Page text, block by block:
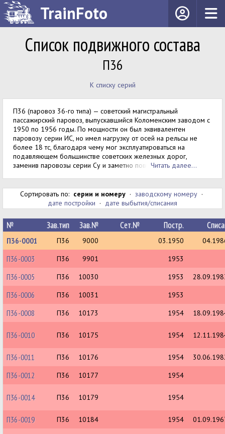
TrainFoto
Список подвижного состава
П36
К списку серий
П36 (паровоз 36-го типа) — советский магистральный
пассажирский паровоз, выпускавшийся Коломенским заводом с
1950 по 1956 годы. По мощности он был эквивалентен
паровозу серии ИС, но имел нагрузку от осей на рельсы не
более 18 тс, благодаря чему мог эксплуатироваться на
подавляющем большинстве советских железных дорог,
заменив паровозы серии Су и заметно повы Читать далее...
Сортировать по: серии и номеру · заводскому номеру ·
дате постройки · дате выбытия/списания
№ Зав.тип Зав.№ Сет.№ Постр.
П36-0001 П36 9000 03.1950
П36-0003 П36 9901 1953
П36-0005 П36 10030 1953
П36-0006 П36 10031 1953
П36-0008 П36 10173 1954
П36-0010 П36 10175 1954
П36-0011 П36 10176 1954
П36-0012 П36 10177 1954
П36-0014 П36 10179 1954
П36-0019 П36 10184 1954